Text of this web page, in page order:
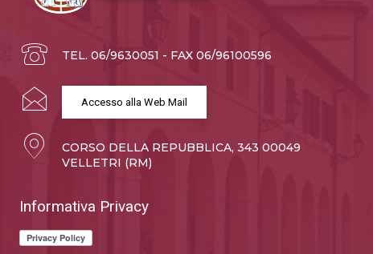
TEL. 06/9630051 - FAX 06/96100596
Accesso alla Web Mail
CORSO DELLA REPUBBLICA, 343 00049
VELLETRI (RM)
Informativa Privacy